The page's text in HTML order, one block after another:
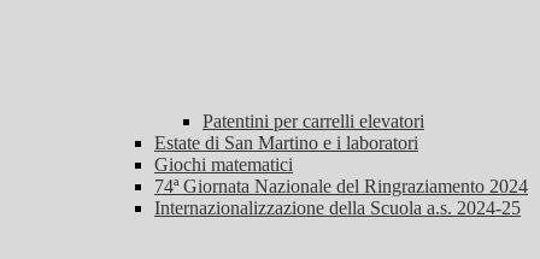
Patentini per carrelli elevatori
Estate di San Martino e i laboratori
Giochi matematici
74ª Giornata Nazionale del Ringraziamento 2024
Internazionalizzazione della Scuola a.s. 2024-25